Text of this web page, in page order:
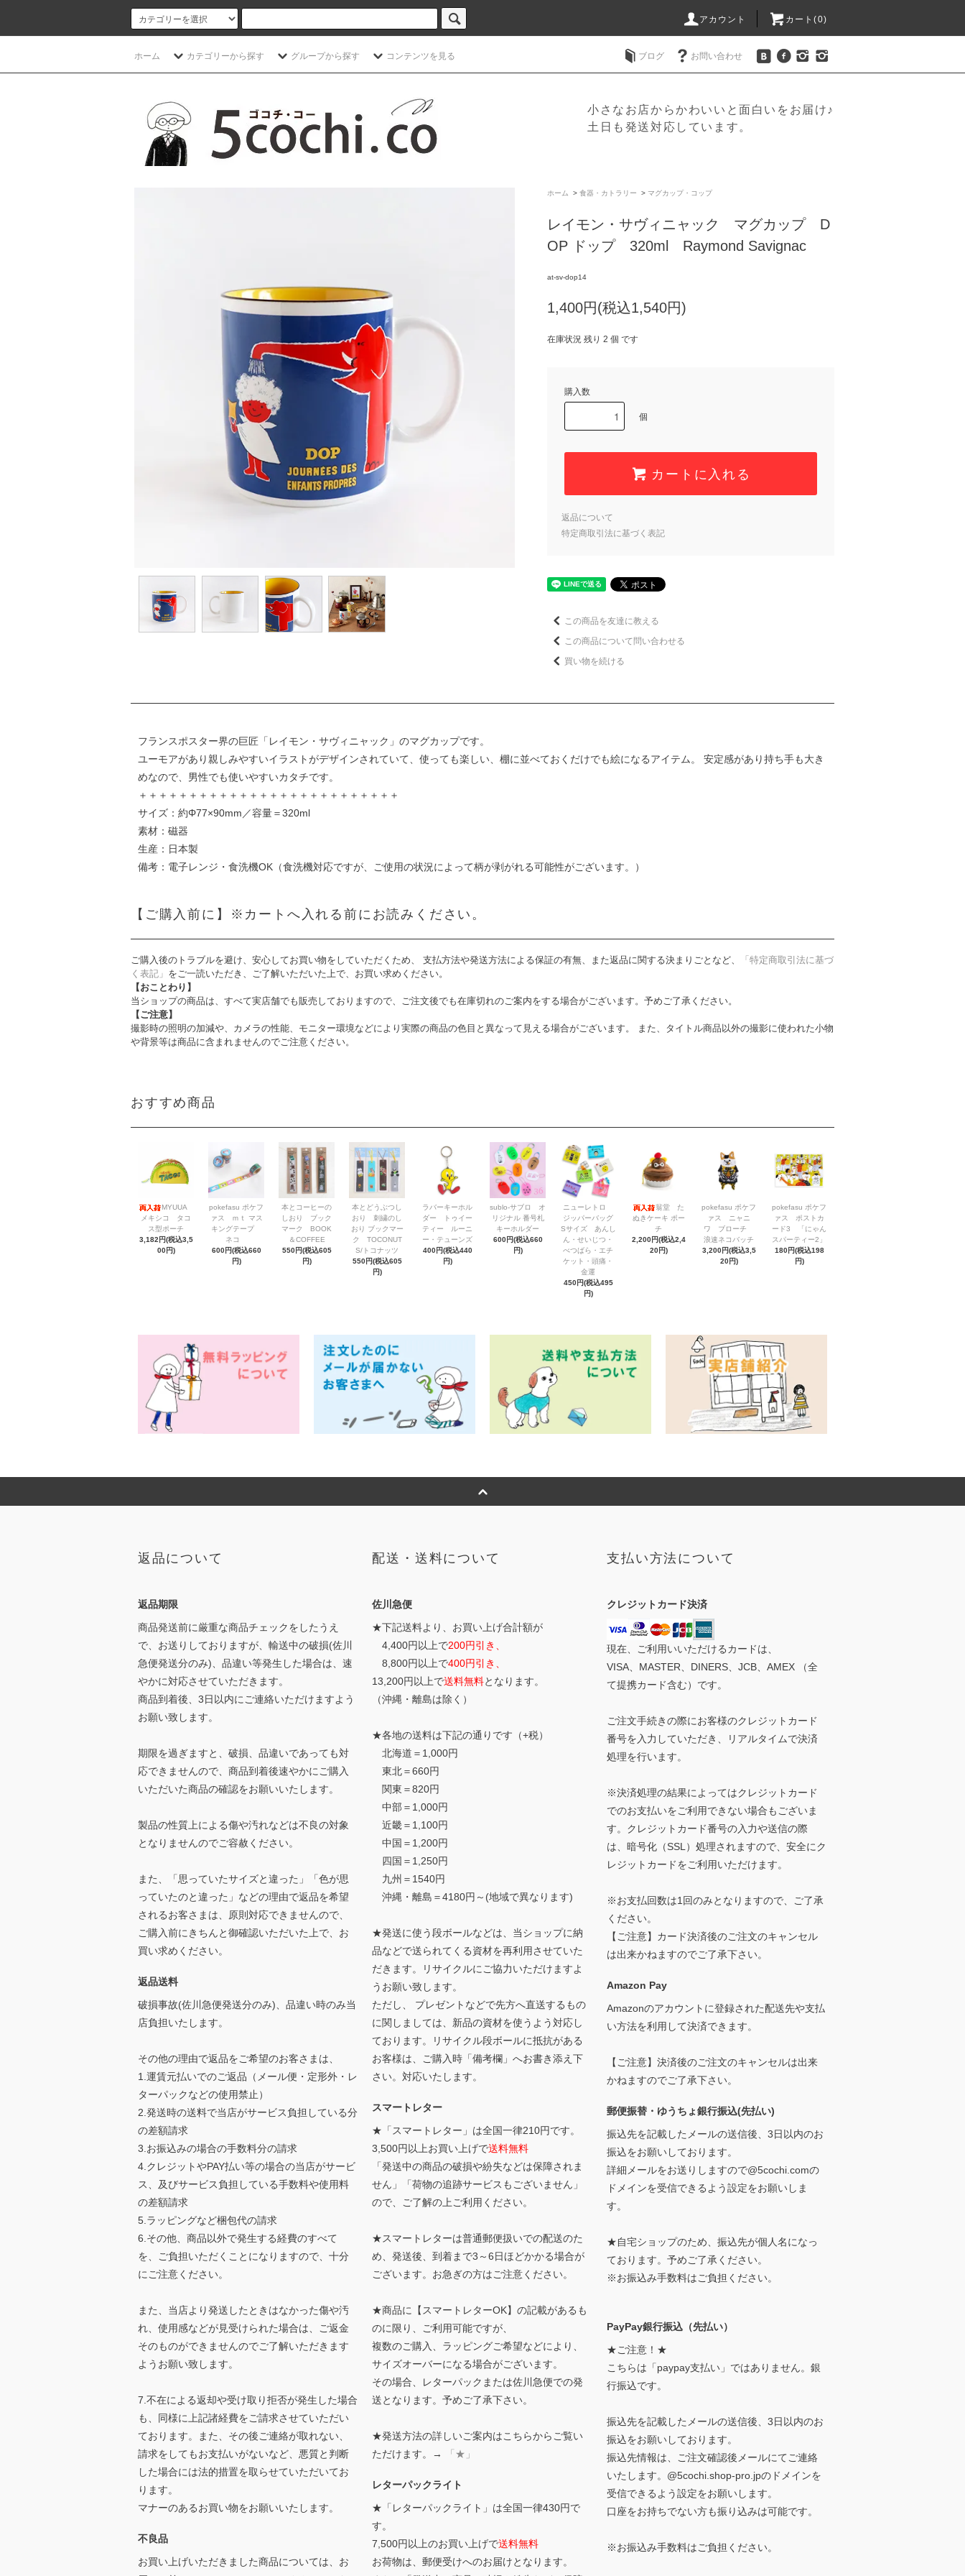
アカウント カート(0)
ホーム カテゴリーから探す グループから探す コンテンツを見る ブログ お問い合わせ
小さなお店からかわいいと面白いをお届け♪
土日も発送対応しています。
ホーム > 食器・カトラリー > マグカップ・コップ
レイモン・サヴィニャック マグカップ D
OP ドップ 320ml Raymond Savignac
at-sv-dop14
1,400円(税込1,540円)
在庫状況 残り 2 個 です
購入数
個
カートに入れる
返品について
特定商取引法に基づく表記
この商品を友達に教える
この商品について問い合わせる
買い物を続ける
フランスポスター界の巨匠「レイモン・サヴィニャック」のマグカップです。
ユーモアがあり親しみやすいイラストがデザインされていて、使っても楽しい、棚に並べておくだけでも絵になるアイテム。 安定感があり持ち手も大き
めなので、男性でも使いやすいカタチです。
＋＋＋＋＋＋＋＋＋＋＋＋＋＋＋＋＋＋＋＋＋＋＋＋＋＋
サイズ：約Φ77×90mm／容量＝320ml
素材：磁器
生産：日本製
備考：電子レンジ・食洗機OK（食洗機対応ですが、ご使用の状況によって柄が剥がれる可能性がございます。）
【ご購入前に】※カートへ入れる前にお読みください。
ご購入後のトラブルを避け、安心してお買い物をしていただくため、 支払方法や発送方法による保証の有無、また返品に関する決まりごとなど、
「特定商取引法に基づ
く表記」 をご一読いただき、ご了解いただいた上で、お買い求めください。
【おことわり】
当ショップの商品は、すべて実店舗でも販売しておりますので、ご注文後でも在庫切れのご案内をする場合がございます。予めご了承ください。
【ご注意】
撮影時の照明の加減や、カメラの性能、モニター環境などにより実際の商品の色目と異なって見える場合がございます。 また、タイトル商品以外の撮影に使われた小物
や背景等は商品に含まれませんのでご注意ください。
おすすめ商品
MYUUA
メキシコ タコ
ス型ポーチ
3,182円(税込3,5
00円)
pokefasu ポケフ
ァス ｍｔ マス
キングテープ
ネコ
600円(税込660
円)
本とコーヒーの
しおり ブック
マーク BOOK
＆COFFEE
550円(税込605
円)
本とどうぶつし
おり 刺繍のし
おり ブックマー
ク TOCONUT
S/トコナッツ
550円(税込605
円)
ラバーキーホル
ダー トゥイー
ティー ルーニ
ー・テューンズ
400円(税込440
円)
sublo-サブロ オ
リジナル 番号札
キーホルダー
600円(税込660
円)
ニューレトロ
ジッパーバッグ
Sサイズ あんし
ん・せいじつ・
べつばら・エチ
ケット・頭痛・
金運
450円(税込495
円)
翁堂 た
ぬきケーキ ポー
チ
2,200円(税込2,4
20円)
pokefasu ポケフ
ァス ニャニ
ワ ブローチ
浪速ネコバッチ
3,200円(税込3,5
20円)
pokefasu ポケフ
ァス ポストカ
ード3 「にゃん
スパーティー2」
180円(税込198
円)
返品について
返品期限
商品発送前に厳重な商品チェックをしたうえ
で、お送りしておりますが、輸送中の破損(佐川
急便発送分のみ)、品違い等発生した場合は、速
やかに対応させていただきます。
商品到着後、3日以内にご連絡いただけますよう
お願い致します。
期限を過ぎますと、破損、品違いであっても対
応できませんので、商品到着後速やかにご購入
いただいた商品の確認をお願いいたします。
製品の性質上による傷や汚れなどは不良の対象
となりませんのでご容赦ください。
また、「思っていたサイズと違った」「色が思
っていたのと違った」などの理由で返品を希望
されるお客さまは、原則対応できませんので、
ご購入前にきちんと御確認いただいた上で、お
買い求めください。
返品送料
破損事故(佐川急便発送分のみ)、品違い時のみ当
店負担いたします。
その他の理由で返品をご希望のお客さまは、
1.運賃元払いでのご返品（メール便・定形外・レ
ターパックなどの使用禁止）
2.発送時の送料で当店がサービス負担している分
の差額請求
3.お振込みの場合の手数料分の請求
4.クレジットやPAY払い等の場合の当店がサービ
ス、及びサービス負担している手数料や使用料
の差額請求
5.ラッピングなど梱包代の請求
6.その他、商品以外で発生する経費のすべて
を、ご負担いただくことになりますので、十分
にご注意ください。
また、当店より発送したときはなかった傷や汚
れ、使用感などが見受けられた場合は、ご返金
そのものができませんのでご了解いただきます
ようお願い致します。
7.不在による返却や受け取り拒否が発生した場合
も、同様に上記諸経費をご請求させていただい
ております。また、その後ご連絡が取れない、
請求をしてもお支払いがないなど、悪質と判断
した場合には法的措置を取らせていただいてお
ります。
マナーのあるお買い物をお願いいたします。
不良品
お買い上げいただきました商品については、お
配送・送料について
佐川急便
★下記送料より、お買い上げ合計額が
4,400円以上で200円引き、
8,800円以上で400円引き、
13,200円以上で送料無料となります。
（沖縄・離島は除く）
★各地の送料は下記の通りです（+税）
北海道＝1,000円
東北＝660円
関東＝820円
中部＝1,000円
近畿＝1,100円
中国＝1,200円
四国＝1,250円
九州＝1540円
沖縄・離島＝4180円～(地域で異なります)
★発送に使う段ボールなどは、当ショップに納
品などで送られてくる資材を再利用させていた
だきます。リサイクルにご協力いただけますよ
うお願い致します。
ただし、 プレゼントなどで先方へ直送するもの
に関しましては、新品の資材を使うよう対応し
ております。リサイクル段ボールに抵抗がある
お客様は、ご購入時「備考欄」へお書き添え下
さい。対応いたします。
スマートレター
★「スマートレター」は全国一律210円です。
3,500円以上お買い上げで送料無料
「発送中の商品の破損や紛失などは保障されま
せん」「荷物の追跡サービスもございません」
ので、ご了解の上ご利用ください。
★スマートレターは普通郵便扱いでの配送のた
め、発送後、到着まで3～6日ほどかかる場合が
ございます。お急ぎの方はご注意ください。
★商品に【スマートレターOK】の記載があるも
のに限り、ご利用可能ですが、
複数のご購入、ラッピングご希望などにより、
サイズオーバーになる場合がございます。
その場合、レターパックまたは佐川急便での発
送となります。予めご了承下さい。
★発送方法の詳しいご案内はこちらからご覧い
ただけます。→
「★」
レターパックライト
★「レターパックライト」は全国一律430円で
す。
7,500円以上のお買い上げで送料無料
お荷物は、郵便受けへのお届けとなります。
支払い方法について
クレジットカード決済
現在、ご利用いいただけるカードは、
VISA、MASTER、DINERS、JCB、AMEX （全
て提携カード含む）です。
ご注文手続きの際にお客様のクレジットカード
番号を入力していただき、リアルタイムで決済
処理を行います。
※決済処理の結果によってはクレジットカード
でのお支払いをご利用できない場合もございま
す。クレジットカード番号の入力や送信の際
は、暗号化（SSL）処理されますので、安全にク
レジットカードをご利用いただけます。
※お支払回数は1回のみとなりますので、ご了承
ください。
【ご注意】カード決済後のご注文のキャンセル
は出来かねますのでご了承下さい。
Amazon Pay
Amazonのアカウントに登録された配送先や支払
い方法を利用して決済できます。
【ご注意】決済後のご注文のキャンセルは出来
かねますのでご了承下さい。
郵便振替・ゆうちょ銀行振込(先払い)
振込先を記載したメールの送信後、3日以内のお
振込をお願いしております。
詳細メールをお送りしますので@5cochi.comの
ドメインを受信できるよう設定をお願いしま
す。
★自宅ショップのため、振込先が個人名になっ
ております。予めご了承ください。
※お振込み手数料はご負担ください。
PayPay銀行振込（先払い）
★ご注意！★
こちらは「paypay支払い」ではありません。銀
行振込です。
振込先を記載したメールの送信後、3日以内のお
振込をお願いしております。
振込先情報は、ご注文確認後メールにてご連絡
いたします。@5cochi.shop-pro.jpのドメインを
受信できるよう設定をお願いします。
口座をお持ちでない方も振り込みは可能です。
※お振込み手数料はご負担ください。